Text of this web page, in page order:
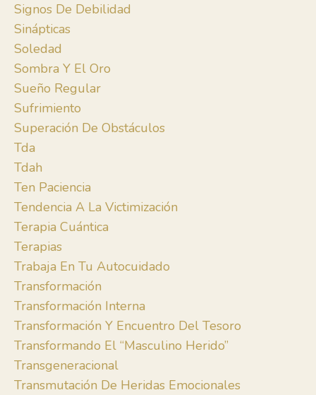
Signos De Debilidad
Sinápticas
Soledad
Sombra Y El Oro
Sueño Regular
Sufrimiento
Superación De Obstáculos
Tda
Tdah
Ten Paciencia
Tendencia A La Victimización
Terapia Cuántica
Terapias
Trabaja En Tu Autocuidado
Transformación
Transformación Interna
Transformación Y Encuentro Del Tesoro
Transformando El “masculino Herido”
Transgeneracional
Transmutación De Heridas Emocionales